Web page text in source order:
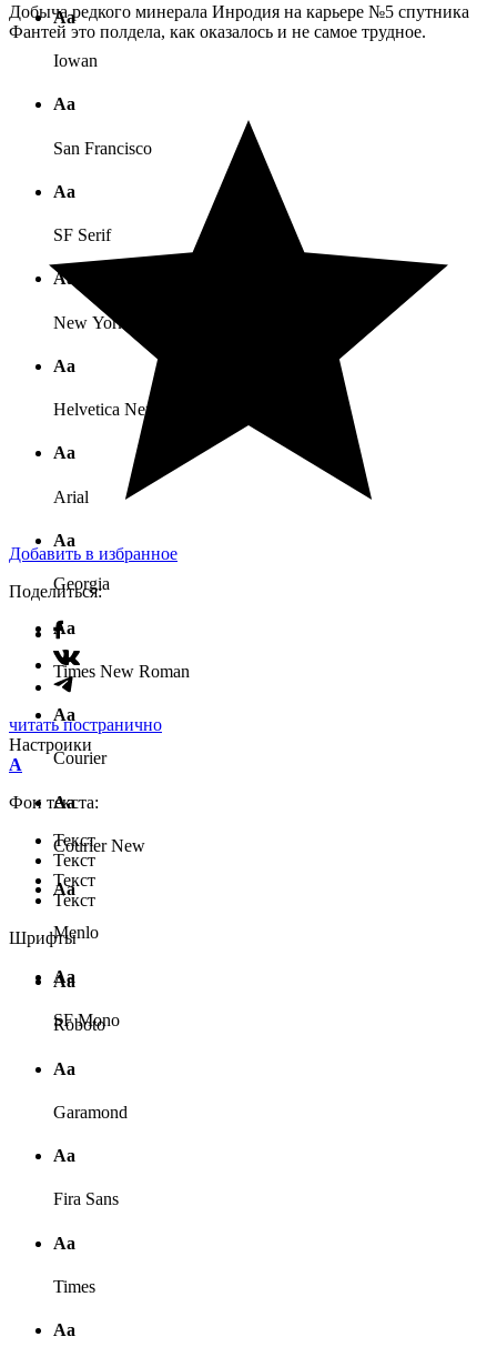
Аа
Iowan
Аа
San Francisco
Аа
SF Serif
Аа
New York
Аа
Helvetica Neue
Аа
Arial
Аа
Georgia
Аа
Times New Roman
Аа
Courier
Аа
Courier New
Аа
Menlo
Аа
SF Mono
Добыча редкого минерала Инродия на карьере №5 спутника
Фантей это полдела, как оказалось и не самое трудное.
Добавить в избранное
Поделиться:
читать постранично
Настроики
A
Фон текста:
Текст
Текст
Текст
Текст
Шрифты
Аа
Roboto
Аа
Garamond
Аа
Fira Sans
Аа
Times
Аа